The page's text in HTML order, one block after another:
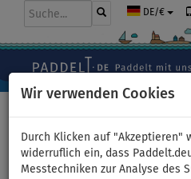
Wir verwenden Cookies
Durch Klicken auf "Akzeptieren"
widerruflich ein, dass
Messtechniken zur Analyse des
DE/€